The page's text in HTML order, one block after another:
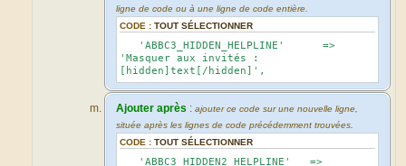
ligne de code ou à une ligne de code entière.
CODE :TOUT SÉLECTIONNER
'ABBC3_HIDDEN_HELPLINE' =>
'Masquer aux invités :
[hidden]text[/hidden]',
Ajouter après :ajouter ce code sur une nouvelle ligne,
située après les lignes de code précédemment trouvées.
CODE :TOUT SÉLECTIONNER
'ABBC3_HIDDEN2_HELPLINE' =>